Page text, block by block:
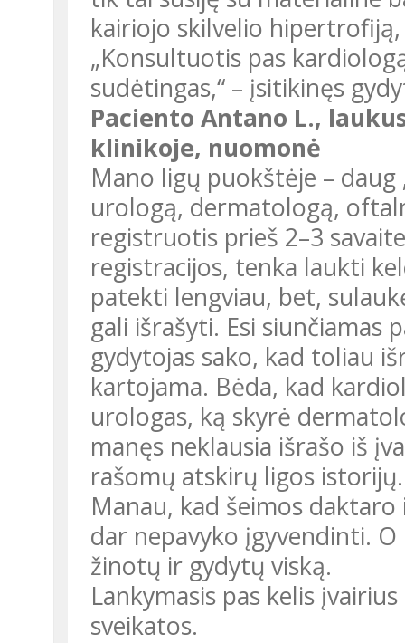
kairiojo skilvelio
„Konsultuotis pas
sudėtingas,“ – įsitikinęs
Paciento Antano L.,
klinikoje, nuomonė
Mano ligų puokštėje – daug
urologą, dermatologą,
registruotis prieš 2–3
registracijos, tenka laukti
patekti lengviau, bet,
gali išrašyti. Esi siunčiamas
gydytojas sako, kad toliau
kartojama. Bėda, kad
urologas, ką skyrė
manęs neklausia išrašo iš
rašomų atskirų ligos
Manau, kad šeimos
dar nepavyko įgyvendinti.
žinotų ir gydytų viską.
Lankymasis pas kelis
sveikatos.